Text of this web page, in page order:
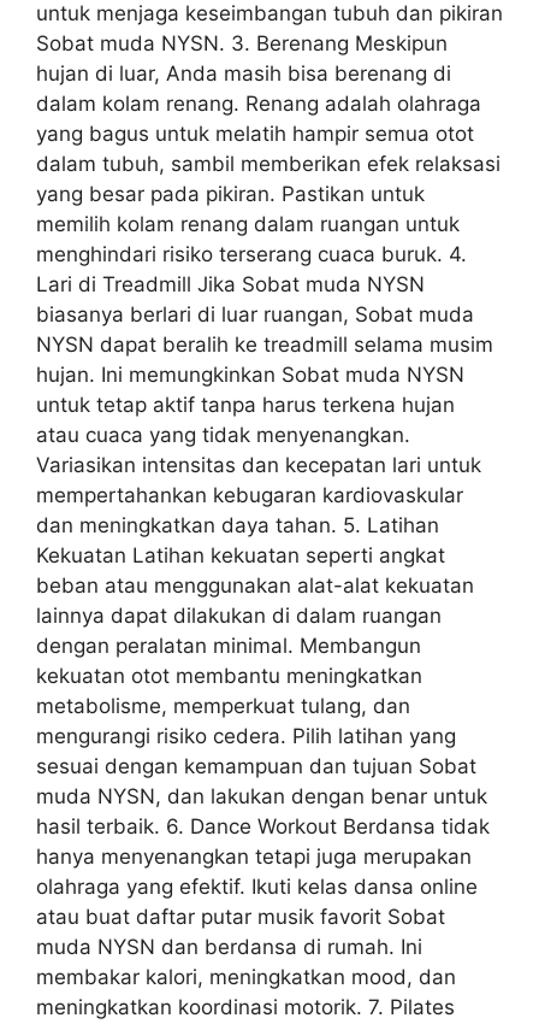
untuk menjaga keseimbangan tubuh dan pikiran
Sobat muda NYSN. 3. Berenang Meskipun
hujan di luar, Anda masih bisa berenang di
dalam kolam renang. Renang adalah olahraga
yang bagus untuk melatih hampir semua otot
dalam tubuh, sambil memberikan efek relaksasi
yang besar pada pikiran. Pastikan untuk
memilih kolam renang dalam ruangan untuk
menghindari risiko terserang cuaca buruk. 4.
Lari di Treadmill Jika Sobat muda NYSN
biasanya berlari di luar ruangan, Sobat muda
NYSN dapat beralih ke treadmill selama musim
hujan. Ini memungkinkan Sobat muda NYSN
untuk tetap aktif tanpa harus terkena hujan
atau cuaca yang tidak menyenangkan.
Variasikan intensitas dan kecepatan lari untuk
mempertahankan kebugaran kardiovaskular
dan meningkatkan daya tahan. 5. Latihan
Kekuatan Latihan kekuatan seperti angkat
beban atau menggunakan alat-alat kekuatan
lainnya dapat dilakukan di dalam ruangan
dengan peralatan minimal. Membangun
kekuatan otot membantu meningkatkan
metabolisme, memperkuat tulang, dan
mengurangi risiko cedera. Pilih latihan yang
sesuai dengan kemampuan dan tujuan Sobat
muda NYSN, dan lakukan dengan benar untuk
hasil terbaik. 6. Dance Workout Berdansa tidak
hanya menyenangkan tetapi juga merupakan
olahraga yang efektif. Ikuti kelas dansa online
atau buat daftar putar musik favorit Sobat
muda NYSN dan berdansa di rumah. Ini
membakar kalori, meningkatkan mood, dan
meningkatkan koordinasi motorik. 7. Pilates